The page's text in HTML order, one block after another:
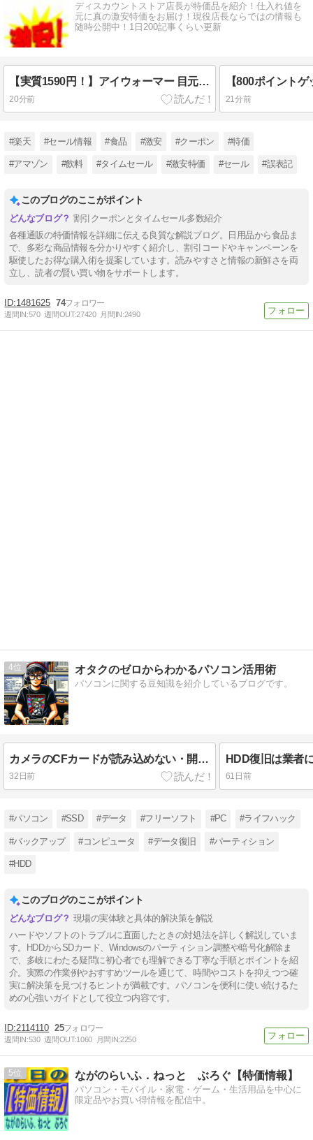
ディスカウントストア店長が特価品を紹介！仕入れ値を
元に真の激安特価をお届け！現役店長ならではの情報も
随時公開中！1日200記事くらい更新
【実質1590円！】アイウォーマー 目元エステ アイケ「振動×空気圧×グラフェン加熱」ホットアイマスク 充電式 男女兼用 自動オフタイマー が激安特価！
20分前 21分前
#楽天 #セール情報 #食品 #激安 #クーポン #特価
#アマゾン #飲料 #タイムセール #激安特価 #セール #誤表記
このブログのここがポイント
割引クーポンとタイムセール多数紹介
各種通販の特価情報を詳細に伝える良質な解説ブログ。日用品から食品ま
で、多彩な商品情報を分かりやすく紹介し、割引コードやキャンペーンを
駆使したお得な購入術を提案しています。読みやすさと情報の新鮮さを両
立し、読者の賢い買い物をサポートします。
1481625 74
週間IN:570 週間OUT:27420 月間IN:2490
4 オタクのゼロからわかるパソコン活用術
パソコンに関する豆知識を紹介しているブログです。
カメラのCFカードが読み込めない・開けない時のデータ復旧ガイド
32日前 61日前
#パソコン #SSD #データ #フリーソフト #PC #ライフハック
#バックアップ #コンピュータ #データ復旧 #パーティション
#HDD
このブログのここがポイント
現場の実体験と具体的解決策を解説
ハードやソフトのトラブルに直面したときの対処法を詳しく解説していま
す。HDDからSDカード、Windowsのパーティション調整や暗号化解除ま
で、多岐にわたる疑問に初心者でも理解できる丁寧な手順とポイントを紹
介。実際の作業例やおすすめツールを通じて、時間やコストを抑えつつ確
実に解決策を見つけるヒントが満載です。パソコンを便利に使い続けるた
めの心強いガイドとして役立つ内容です。
2114110 25
週間IN:530 週間OUT:1060 月間IN:2250
5 ながのらいふ．ねっと ぶろぐ【特価情報】
パソコン・モバイル・家電・ゲーム・生活用品を中心に
限定品やお買い得情報を配信中。